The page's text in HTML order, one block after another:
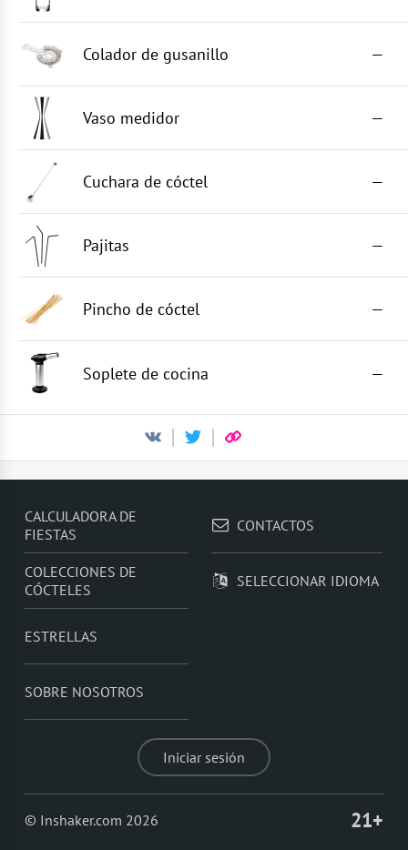
Colador de gusanillo —
Vaso medidor —
Cuchara de cóctel —
Pajitas —
Pincho de cóctel —
Soplete de cocina —
CALCULADORA DE
FIESTAS
COLECCIONES DE
CÓCTELES
ESTRELLAS
SOBRE NOSOTROS
CONTACTOS
SELECCIONAR IDIOMA
Iniciar sesión
© Inshaker.com 2026 21+